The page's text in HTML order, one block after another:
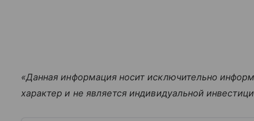
«Данная информация носит исключительно
характер и не является индивидуальной